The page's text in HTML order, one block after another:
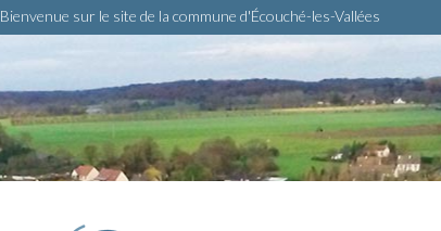
Bienvenue sur le site de la commune d'Écouché-les-Vallées